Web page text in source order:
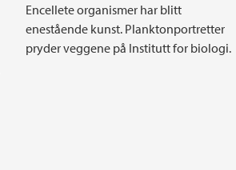
Encellete organismer har blitt
enestående kunst. Planktonportretter
pryder veggene på Institutt for biologi.